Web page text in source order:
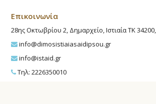
Επικοινωνία
28ης Οκτωβρίου 2, Δημαρχείο, Ιστιαία ΤΚ
info@dimosistiaiasaidipsou.gr
info@istaid.gr
Τηλ: 2226350010